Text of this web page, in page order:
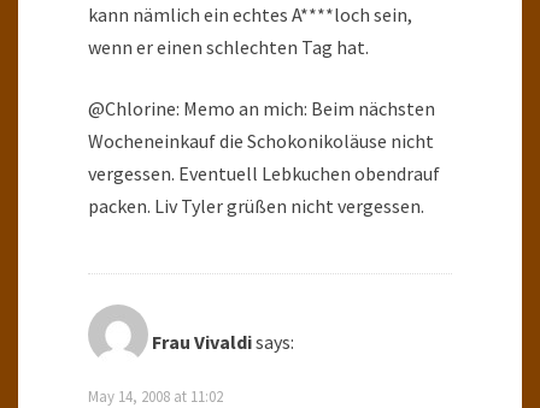
kann nämlich ein echtes A****loch sein,
wenn er einen schlechten Tag hat.
@Chlorine: Memo an mich: Beim nächsten
Wocheneinkauf die Schokonikoläuse nicht
vergessen. Eventuell Lebkuchen obendrauf
packen. Liv Tyler grüßen nicht vergessen.
Frau Vivaldisays:
May 14, 2008 at 11:02